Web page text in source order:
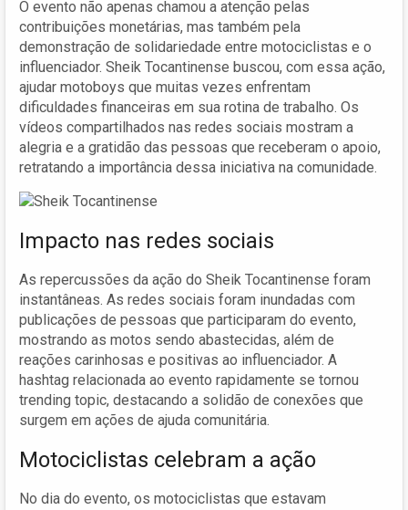
O evento não apenas chamou a atenção pelas
contribuições monetárias, mas também pela
demonstração de solidariedade entre motociclistas e o
influenciador. Sheik Tocantinense buscou, com essa ação,
ajudar motoboys que muitas vezes enfrentam
dificuldades financeiras em sua rotina de trabalho. Os
vídeos compartilhados nas redes sociais mostram a
alegria e a gratidão das pessoas que receberam o apoio,
retratando a importância dessa iniciativa na comunidade.
Impacto nas redes sociais
As repercussões da ação do Sheik Tocantinense foram
instantâneas. As redes sociais foram inundadas com
publicações de pessoas que participaram do evento,
mostrando as motos sendo abastecidas, além de
reações carinhosas e positivas ao influenciador. A
hashtag relacionada ao evento rapidamente se tornou
trending topic, destacando a solidão de conexões que
surgem em ações de ajuda comunitária.
Motociclistas celebram a ação
No dia do evento, os motociclistas que estavam